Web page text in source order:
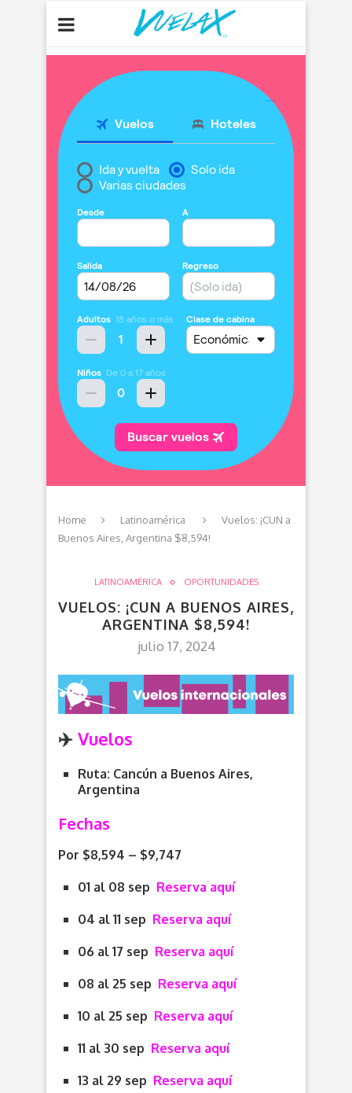
Home Latinoamérica
Vuelos: ¡CUN a
Buenos Aires, Argentina $8,594!
LATINOAMÉRICA OPORTUNIDADES
VUELOS: ¡CUN A BUENOS AIRES,
ARGENTINA $8,594!
julio 17, 2024
✈️ Vuelos
Ruta: Cancún a Buenos Aires,
Argentina
Fechas
Por $8,594 – $9,747
01 al 08 sep Reserva aquí
04 al 11 sep Reserva aquí
06 al 17 sep Reserva aquí
08 al 25 sep Reserva aquí
10 al 25 sep Reserva aquí
11 al 30 sep Reserva aquí
13 al 29 sep Reserva aquí